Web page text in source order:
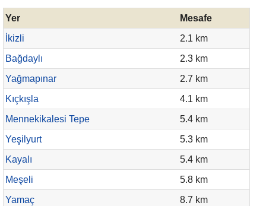
Yer
Mesafe
İkizli
2.1 km
Bağdaylı
2.3 km
Yağmapınar
2.7 km
Kıçkışla
4.1 km
Mennekikalesi Tepe
5.4 km
Yeşilyurt
5.3 km
Kayalı
5.4 km
Meşeli
5.8 km
Yamaç
8.7 km